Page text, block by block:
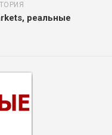
реальные